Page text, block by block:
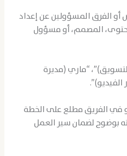
أو الفرق المسؤولين عن إعداد
المصمم، أو مسؤول
“ماري (مديرة
في الفريق مطلع على الخطة
بوضوح لضمان سير العمل